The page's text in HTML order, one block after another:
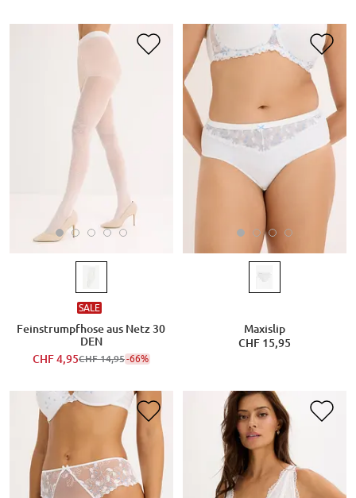
SALE
Feinstrumpfhose aus Netz 30
DEN
CHF 4,95CHF 14,95-66%
Maxislip
CHF 15,95